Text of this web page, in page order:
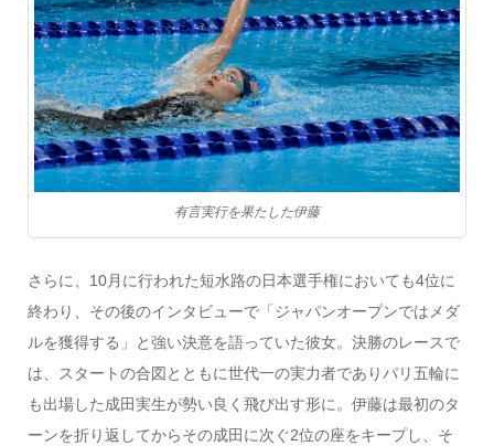
有言実行を果たした伊藤
さらに、10月に行われた短水路の日本選手権においても4位に
終わり、その後のインタビューで「ジャパンオープンではメダ
ルを獲得する」と強い決意を語っていた彼女。決勝のレースで
は、スタートの合図とともに世代一の実力者でありパリ五輪に
も出場した成田実生が勢い良く飛び出す形に。伊藤は最初のタ
ーンを折り返してからその成田に次ぐ2位の座をキープし、そ